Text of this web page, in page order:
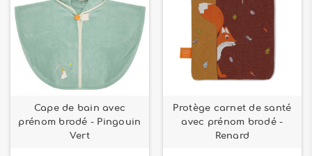
Cape de bain avec
prénom brodé - Pingouin
Vert
Protège carnet de santé
avec prénom brodé -
Renard